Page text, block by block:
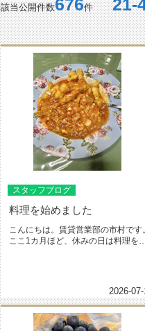
該当公開件数676件21-
スタッフブログ
料理を始めました
こんにちは。賃貸営業部の市村です。
ここ1カ月ほど、休みの日は料理を
2026-